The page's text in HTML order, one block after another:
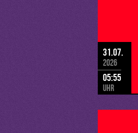
31.07.
2026
05:55
Uhr